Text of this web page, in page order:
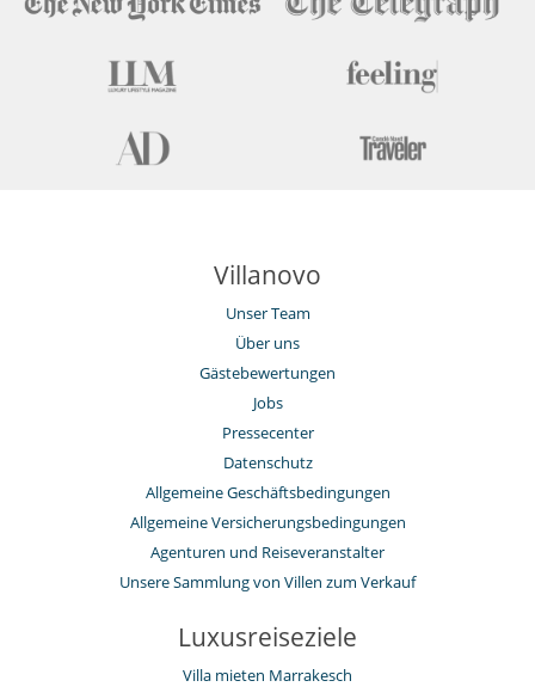
Villanovo
Unser Team
Über uns
Gästebewertungen
Jobs
Pressecenter
Datenschutz
Allgemeine Geschäftsbedingungen
Allgemeine Versicherungsbedingungen
Agenturen und Reiseveranstalter
Unsere Sammlung von Villen zum Verkauf
Luxusreiseziele
Villa mieten Marrakesch